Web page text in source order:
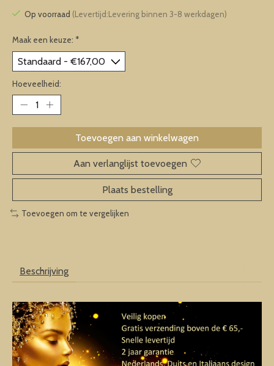
Op voorraad (Levertijd:Levering binnen 3-8 werkdagen)
Maak een keuze: *
Hoeveelheid:
Toevoegen aan winkelwagen
Aan verlanglijst toevoegen
Plaats bestelling
Toevoegen om te vergelijken
Beschrijving